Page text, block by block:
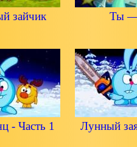
зайчик Ты —
- Часть 1 Лунный